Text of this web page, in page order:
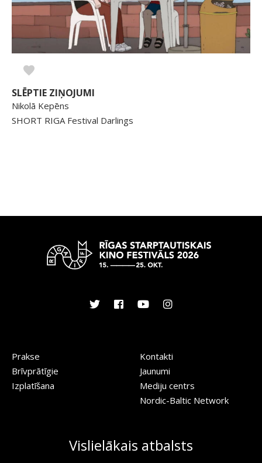
SLĒPTIE ZIŅOJUMI
Nikolā Kepēns
SHORT RIGA Festival Darlings
Prakse
Brīvprātīgie
Izplatīšana
Kontakti
Jaunumi
Mediju centrs
Nordic-Baltic Network
Vislielākais atbalsts